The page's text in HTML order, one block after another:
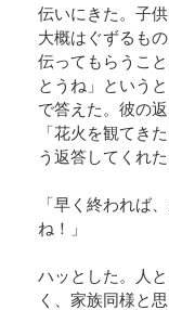
English
中文
한국어
伝いにきた。子
大概はぐずるも
伝ってもらうこ
とうね」という
で答えた。彼の
「花火を観てき
う返答してくれた
「早く終われば
ね！」
ハッとした。人
く、家族同様と